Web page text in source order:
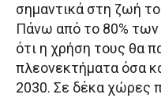
σημαντικά στη ζωή
Πάνω από το 80% των
ότι η χρήση τους θα
πλεονεκτήματα όσα
2030. Σε δέκα χώρες